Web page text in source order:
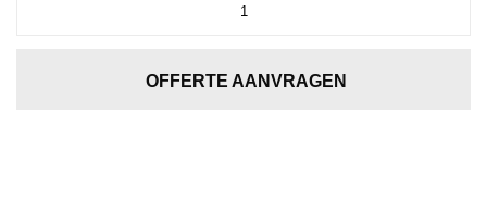
OFFERTE AANVRAGEN